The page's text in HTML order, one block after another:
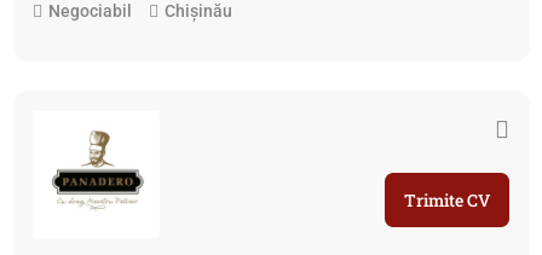
Negociabil Chișinău
Trimite CV